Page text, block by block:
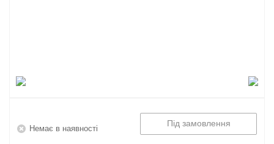
Немає в наявності
Під замовлення